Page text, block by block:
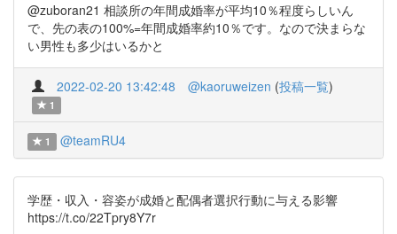
@zuboran21 相談所の年間成婚率が平均10％程度らしいん
で、先の表の100%=年間成婚率約10％です。なので決まらな
い男性も多少はいるかと
2022-02-20 13:42:48 @kaoruweizen (投稿一覧)
1
1 @teamRU4
学歴・収入・容姿が成婚と配偶者選択行動に与える影響
https://t.co/22Tpry8Y7r